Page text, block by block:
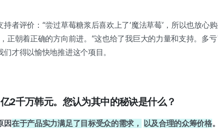
者评价：“尝过草莓糖浆后喜欢上了‘魔法草莓’，所以也放心
正朝着正确的方向前进。”这也给了我巨大的力量和支持。多
才得以愉快地推进这个项目。
2千万韩元。您认为其中的秘诀是什么？
因在于产品实力满足了目标受众的需求， 以及合理的众筹价格